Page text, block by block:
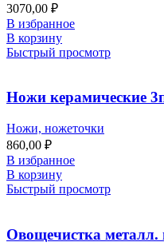
3070,00 ₽
В избранное
В корзину
Быстрый просмотр
Ножи керамические
Ножи, ножеточки
860,00 ₽
В избранное
В корзину
Быстрый просмотр
Овощечистка металл.